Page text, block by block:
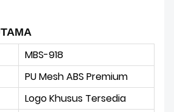
MBS-918
PU Mesh ABS Premium
Logo Khusus Tersedia